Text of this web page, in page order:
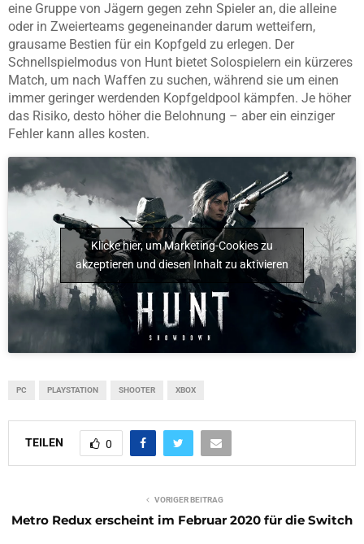
eine Gruppe von Jägern gegen zehn Spieler an, die alleine
oder in Zweierteams gegeneinander darum wetteifern,
grausame Bestien für ein Kopfgeld zu erlegen. Der
Schnellspielmodus von Hunt bietet Solospielern ein kürzeres
Match, um nach Waffen zu suchen, während sie um einen
immer geringer werdenden Kopfgeldpool kämpfen. Je höher
das Risiko, desto höher die Belohnung – aber ein einziger
Fehler kann alles kosten.
Klicke hier, um Marketing-Cookies zu
akzeptieren und diesen Inhalt zu aktivieren
PC PLAYSTATION SHOOTER XBOX
TEILEN 0
VORIGER BEITRAG
Metro Redux erscheint im Februar 2020 für die Switch